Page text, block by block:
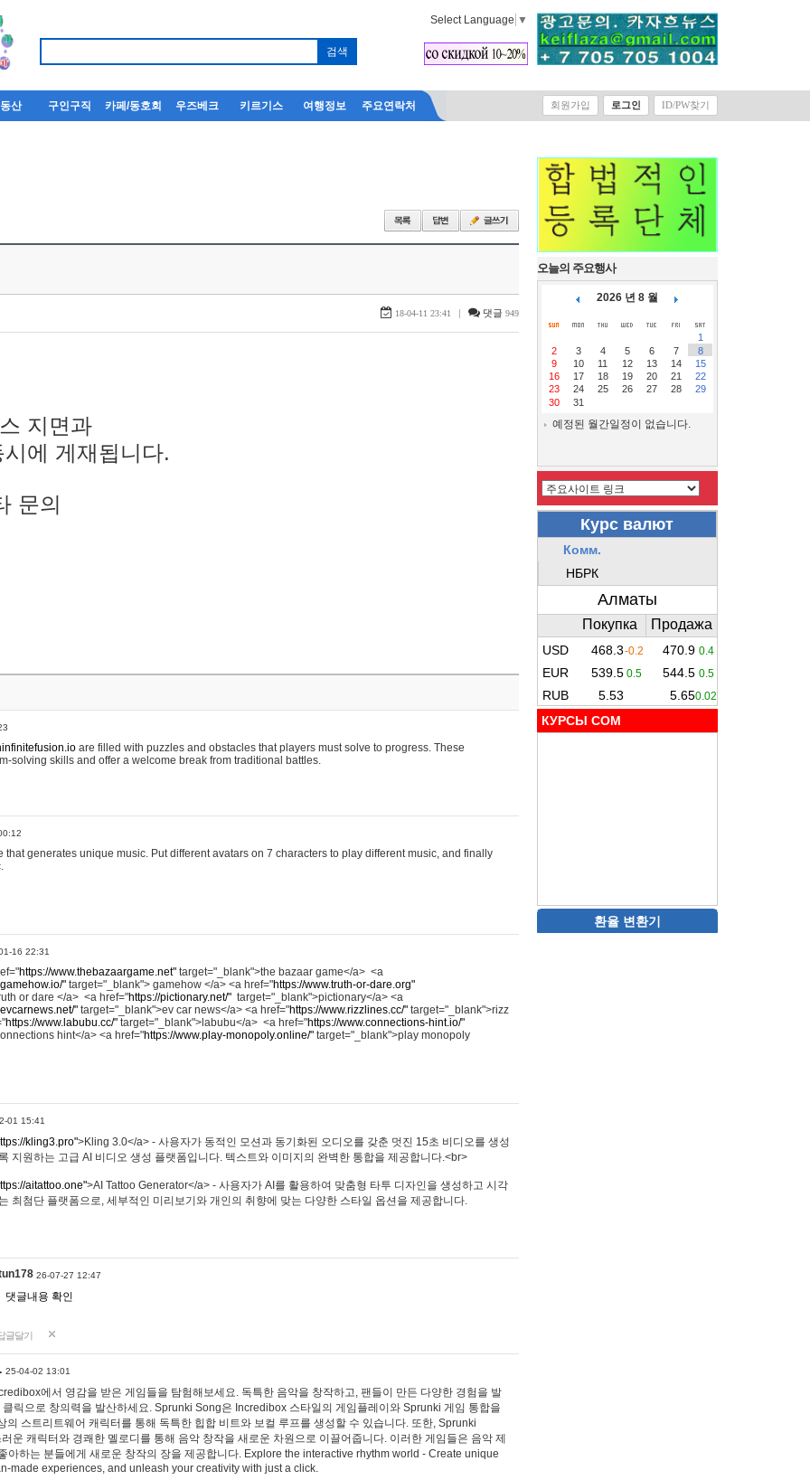
Select Language ▼
산 구인구직 카페/동호회 우즈베크 키르기스 여행정보 주요연락처 회원가입 로그인 ID/PW찾기
18-04-11 23:41 | 댓글 949
지면과
에 게재됩니다.
문의
are filled with puzzles and obstacles that players must solve to progress. These
solving skills and offer a welcome break from traditional battles.
that generates unique music. Put different avatars on 7 characters to play different music, and finally
16 22:31
https://www.thebazaargame.net" target="_blank">the bazaar game</a> <a
" target="_blank"> gamehow </a> <a href="https://www.truth-or-dare.org"
or dare </a> <a href="https://pictionary.net/" target="_blank">pictionary</a> <a
" target="_blank">ev car news</a> <a href="https://www.rizzlines.cc/" target="_blank">rizz
https://www.labubu.cc/" target="_blank">labubu</a> <a href="https://www.connections-hint.io/"
hint</a> <a href="https://www.play-monopoly.online/" target="_blank">play monopoly
01 15:41
kling3.pro">Kling 3.0</a> - 사용자가 동적인 모션과 동기화된 오디오를 갖춘 멋진 15초 비디오를 생성
지원하는 고급 AI 비디오 생성 플랫폼입니다. 텍스트와 이미지의 완벽한 통합을 제공합니다.<br>
aitattoo.one">AI Tattoo Generator</a> - 사용자가 AI를 활용하여 맞춤형 타투 디자인을 생성하고 시각
최첨단 플랫폼으로, 세부적인 미리보기와 개인의 취향에 맞는 다양한 스타일 옵션을 제공합니다.
26-07-27 12:47
댓글내용 확인
글달기
25-04-02 13:01
에서 영감을 받은 게임들을 탐험해보세요. 독특한 음악을 창작하고, 팬들이 만든 다양한 경험을 발
클릭으로 창의력을 발산하세요. Sprunki Song은 Incredibox 스타일의 게임플레이와 Sprunki 게임 통합을
의 스트리트웨어 캐릭터를 통해 독특한 힙합 비트와 보컬 루프를 생성할 수 있습니다. 또한, Sprunki
운 캐릭터와 경쾌한 멜로디를 통해 음악 창작을 새로운 차원으로 이끌어줍니다. 이러한 게임들은 음악 제
아하는 분들에게 새로운 창작의 장을 제공합니다. Explore the interactive rhythm world - Create unique
made experiences, and unleash your creativity with just a click.
오늘의 주요행사
2026 년 8 월
1
2
3 4 5 6 7
8
9
10 11 12 13 14
15
16
17 18 19 20 21
22
23
24 25 26 27 28
29
30
31
예정된 월간일정이 없습니다.
КУРСЫ COM
환율 변환기